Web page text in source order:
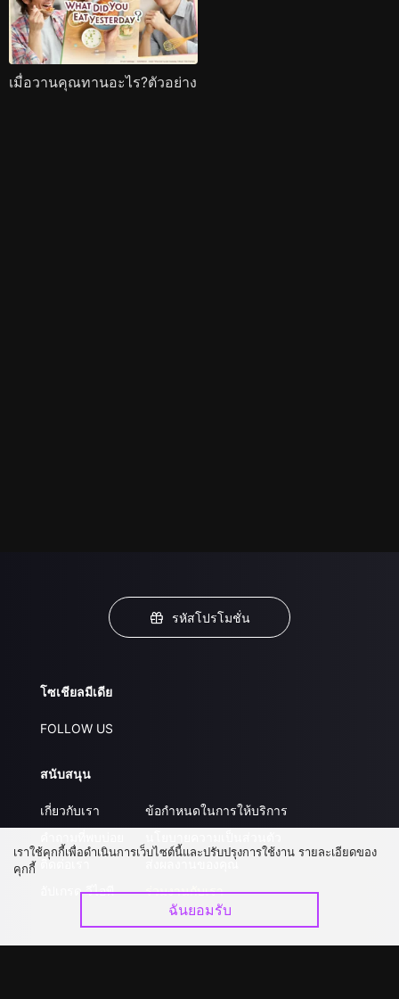
เมื่อวานคุณทานอะไร?ตัวอย่าง
รหัสโปรโมชั่น
โซเชียลมีเดีย
FOLLOW US
สนับสนุน
เกี่ยวกับเรา
ติดต่อเรา
อัปเกรด วีไอพี
ข้อกำหนดในการให้บริการ
ส่งผลงานของคุณ
ร่วมงานกับเรา
เราใช้คุกกี้เพื่อดำเนินการเว็บไซต์นี้และปรับปรุงการใช้งาน รายละเอียดของ
คุกกี้
ฉันยอมรับ